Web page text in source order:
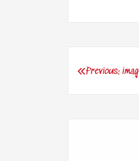
Previous: